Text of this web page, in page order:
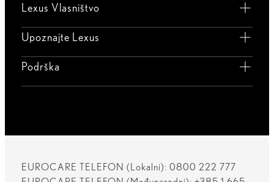
Lexus Vlasništvo
Upoznajte Lexus
Podrška
EUROCARE TELEFON (Lokalni): 0800 222 777